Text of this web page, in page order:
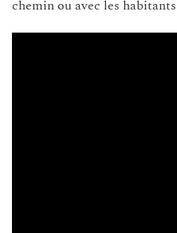
chemin ou avec les